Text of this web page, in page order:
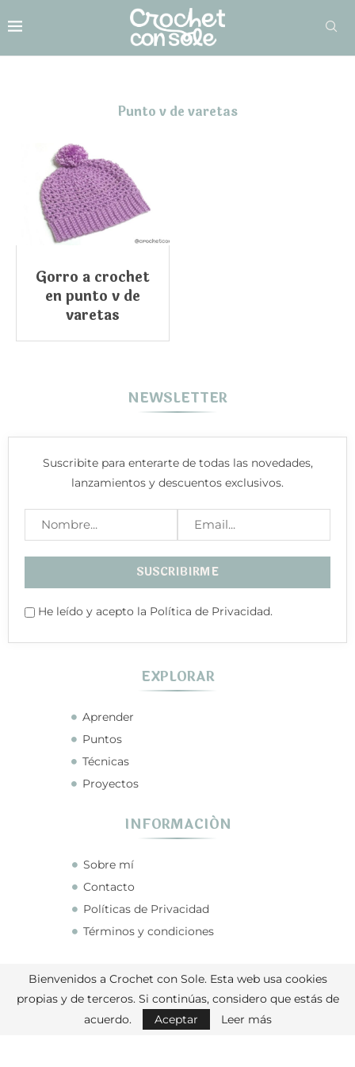
Punto v de varetas
Gorro a crochet
en punto v de
varetas
NEWSLETTER
Suscribite para enterarte de todas las novedades,
lanzamientos y descuentos exclusivos.
He leído y acepto la Política de Privacidad.
EXPLORAR
Aprender
Puntos
Técnicas
Proyectos
INFORMACIÓN
Sobre mí
Contacto
Políticas de Privacidad
Términos y condiciones
CONECTA CONMIGO
Bienvenidos a Crochet con Sole. Esta web usa cookies
propias y de terceros. Si continúas, considero que estás de
acuerdo.
Aceptar Leer más